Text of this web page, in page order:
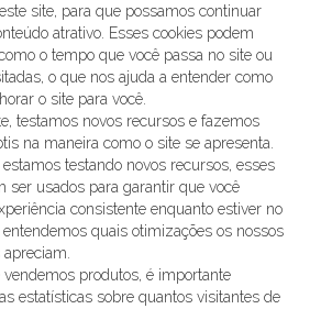
site, para que possamos continuar
atrativo. Esses cookies podem
o tempo que você passa no site ou
o que nos ajuda a entender como
o site para você.
testamos novos recursos e fazemos
na maneira como o site se apresenta.
testando novos recursos, esses
ser usados ​​para garantir que você
consistente enquanto estiver no
entendemos quais otimizações os nossos
produtos, é importante
estatísticas sobre quantos visitantes de